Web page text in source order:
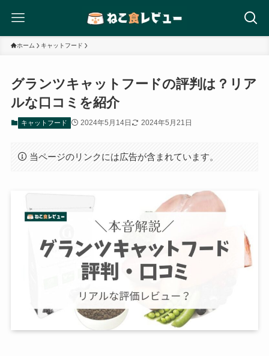
ホーム キャットフード
グランツキャットフードの評判は？リア
ルな口コミを紹介
キャットフード 2024年5月14日 2024年5月21日
当ページのリンクには広告が含まれています。